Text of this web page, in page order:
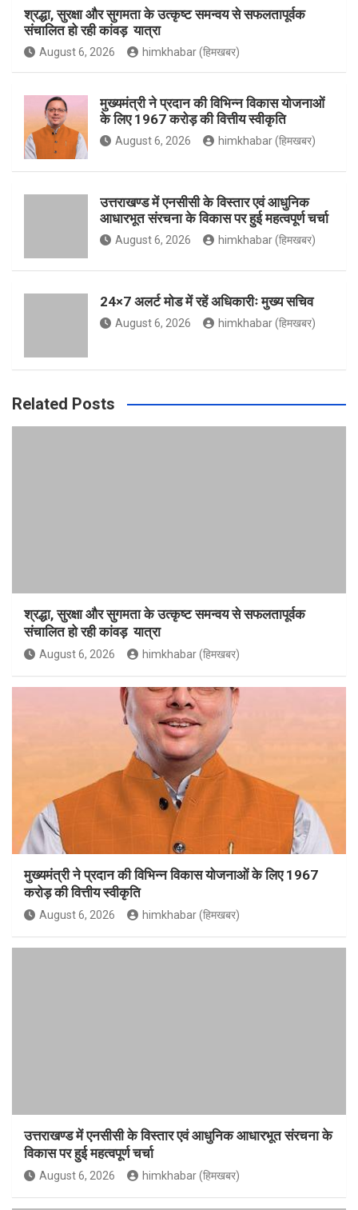
b
g
m
e b
श्रद्धा, सुरक्षा और सुगमता के उत्कृष्ट समन्वय से सफलतापूर्वक
संचालित हो रही कांवड़ यात्रा
August 6, 2026 himkhabar (हिमखबर)
मुख्यमंत्री ने प्रदान की विभिन्न विकास योजनाओं
के लिए 1967 करोड़ की वित्तीय स्वीकृति
August 6, 2026 himkhabar (हिमखबर)
उत्तराखण्ड में एनसीसी के विस्तार एवं आधुनिक
आधारभूत संरचना के विकास पर हुई महत्वपूर्ण चर्चा
August 6, 2026 himkhabar (हिमखबर)
24×7 अलर्ट मोड में रहें अधिकारीः मुख्य सचिव
August 6, 2026 himkhabar (हिमखबर)
Related Posts
श्रद्धा, सुरक्षा और सुगमता के उत्कृष्ट समन्वय से सफलतापूर्वक
संचालित हो रही कांवड़ यात्रा
August 6, 2026 himkhabar (हिमखबर)
मुख्यमंत्री ने प्रदान की विभिन्न विकास योजनाओं के लिए 1967
करोड़ की वित्तीय स्वीकृति
August 6, 2026 himkhabar (हिमखबर)
उत्तराखण्ड में एनसीसी के विस्तार एवं आधुनिक आधारभूत संरचना के
विकास पर हुई महत्वपूर्ण चर्चा
August 6, 2026 himkhabar (हिमखबर)